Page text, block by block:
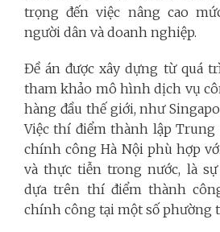
trọng đến việc nâng cao
người dân và doanh nghiệp.
Đề án được xây dựng từ quá
tham khảo mô hình dịch vụ
hàng đầu thế giới, như
Việc thí điểm thành lập Trung
chính công Hà Nội phù hợp
và thực tiễn trong nước, là
dựa trên thí điểm thành
chính công tại một số phường